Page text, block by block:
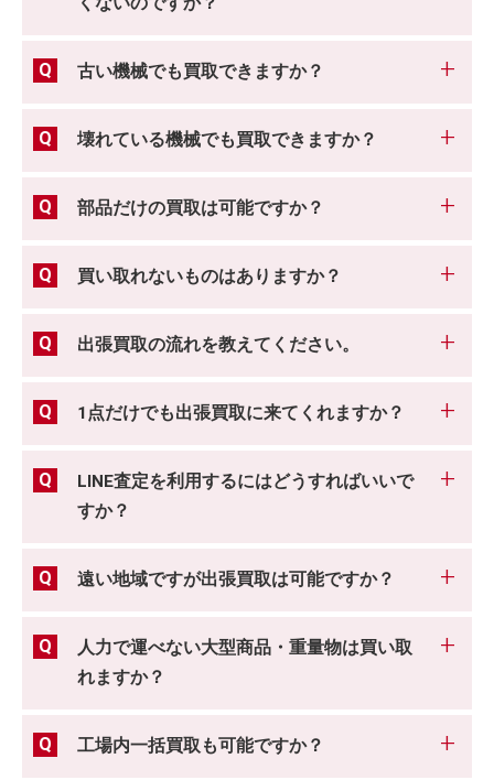
古い機械でも買取できますか？
壊れている機械でも買取できますか？
部品だけの買取は可能ですか？
買い取れないものはありますか？
出張買取の流れを教えてください。
1点だけでも出張買取に来てくれますか？
LINE査定を利用するにはどうすればいいで
すか？
遠い地域ですが出張買取は可能ですか？
人力で運べない大型商品・重量物は買い取
れますか？
工場内一括買取も可能ですか？